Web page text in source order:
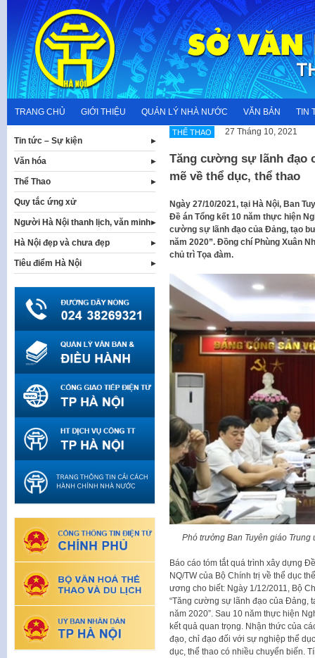
content
TRANG CHỦ GIỚI THIỆU QUẢN LÝ NHÀ NƯỚC VĂN BẢN TIN
THỂ THAO 27 Tháng 10, 2021
Tăng cường sự lãnh đạo
mẽ về thể dục, thể thao
Ngày 27/10/2021, tại Hà Nội, Ban
Đề án Tổng kết 10 năm thực hiện
cường sự lãnh đạo của Đảng, tạo
năm 2020”. Đồng chí Phùng Xuân
chủ trì Tọa đàm.
Phó trưởng Ban Tuyên giáo
Báo cáo tóm tắt quá trình xây dựng
NQ/TW của Bộ Chính trị về thể dục
ương cho biết: Ngày 1/12/2011, Bộ
“Tăng cường sự lãnh đạo của Đảng,
năm 2020”. Sau 10 năm thực hiện
kết quả quan trọng. Nhận thức của
đạo, chỉ đạo đối với sự nghiệp thể
dục, thể thao có nhiều chuyển biến.
Tin tức – Sự kiện
Văn hóa
Thể Thao
Quy tắc ứng xử
Người Hà Nội thanh lịch, văn minh
Hà Nội đẹp và chưa đẹp
Tiêu điểm Hà Nội